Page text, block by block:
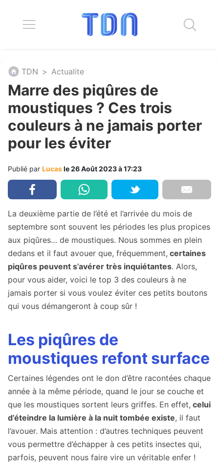
TDN > Actualite
Marre des piqûres de
moustiques ? Ces trois
couleurs à ne jamais porter
pour les éviter
Publié par Lucasle 26 Août 2023 à 17:23
La deuxième partie de l’été et l’arrivée du mois de
septembre sont souvent les périodes les plus propices
aux piqûres… de moustiques. Nous sommes en plein
dedans et il faut avouer que, fréquemment, certaines
piqûres peuvent s’avérer très inquiétantes. Alors,
pour vous aider, voici le top 3 des couleurs à ne
jamais porter si vous voulez éviter ces petits boutons
qui vous démangeront à coup sûr !
Les piqûres de
moustiques refont surface
Certaines légendes ont le don d’être racontées chaque
année à la même période, quand le jour se couche et
que les moustiques sortent leurs griffes. En effet, celui
d’éteindre la lumière à la nuit tombée existe, il faut
l’avouer. Mais attention : d’autres techniques peuvent
vous permettre d’échapper à ces petits insectes qui,
parfois, peuvent nous faire vire un véritable enfer !